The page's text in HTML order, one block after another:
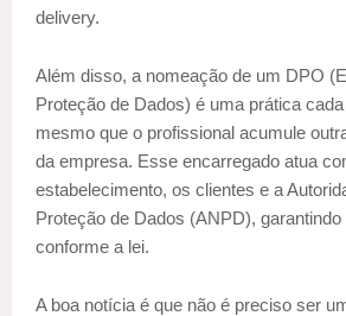
delivery.
Além disso, a nomeação de um DPO
Proteção de Dados) é uma prática
mesmo que o profissional acumule
da empresa. Esse encarregado atua
estabelecimento, os clientes e a
Proteção de Dados (ANPD),
conforme a lei.
A boa notícia é que não é preciso ser